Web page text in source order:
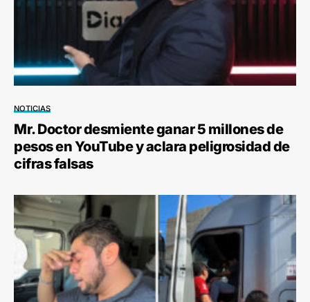
NOTICIAS
Mr. Doctor desmiente ganar 5 millones de
pesos en YouTube y aclara peligrosidad de
cifras falsas